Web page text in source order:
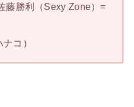
藤勝利（Sexy Zone）=
コ）